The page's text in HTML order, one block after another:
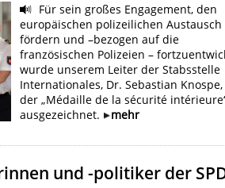
Für sein großes Engagement, den
europäischen polizeilichen Austausch
fördern und –bezogen auf die
französischen Polizeien –
wurde unserem Leiter der Stabsstelle
Internationales, Dr. Sebastian
der „Médaille de la sécurité
ausgezeichnet.
mehr
und -politiker der